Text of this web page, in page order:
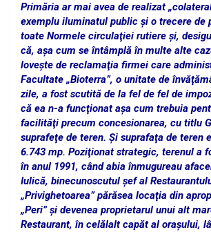
Primăria ar mai avea de realizat
exemplu iluminatul public şi o trecere de
toate Normele circulaţiei rutiere şi,
că, aşa cum se întâmplă în multe alte
loveşte de reclamaţia firmei care
Facultate „Bioterra”, o unitate de
zile, a fost scutită de la fel de fel de
că ea n-a funcţionat aşa cum trebuia
facilităţi precum concesionarea, cu titlu
suprafeţe de teren. Şi suprafaţa de teren
6.743 mp. Poziţionat strategic, terenul a
în anul 1991, când abia înmugureau
Iulică, binecunoscutul şef al
„Privighetoarea” părăsea locaţia din
„Peri” şi devenea proprietarul unui alt
Restaurant, în celălalt capăt al oraşului,